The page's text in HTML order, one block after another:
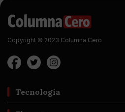
Copyright © 2023 Columna Cero
Tecnología